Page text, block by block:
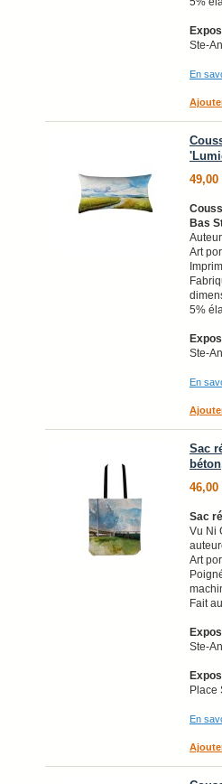
Ste-
En
49,00
Bas
Art
5%
Ste-
En
Sac
46,00
Sac
Vu Ni
Art
Fait
Ste-
Place
En